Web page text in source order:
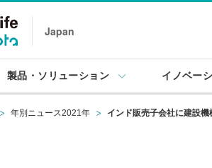
Japan
製品・ソリューション イノベー
年別ニュース2021年 インド販売子会社に建設機